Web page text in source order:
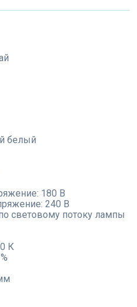
белый
180 В
240 В
световому потоку лампы
К